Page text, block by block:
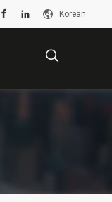
Korean